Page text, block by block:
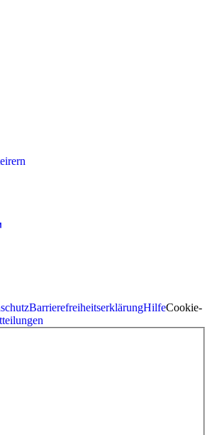
BarrierefreiheitserklärungHilfeCookie-